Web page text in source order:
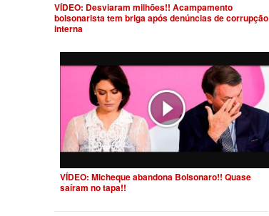
VÍDEO: Desviaram milhões!! Acampamento
bolsonarista tem briga após denúncias de corrupção
interna
VÍDEO: Micheque abandona Bolsonaro!! Quase
saíram no tapa!!